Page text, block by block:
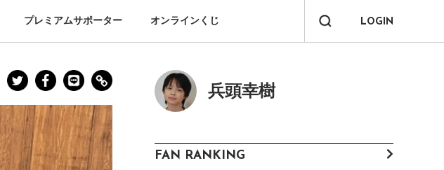
LOGIN
プレミアムサポーター オンラインくじ
兵頭幸樹
FAN RANKING